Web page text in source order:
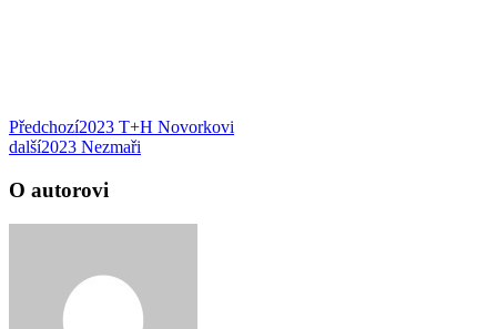
Předchozí2023 T+H Novorkovi
další2023 Nezmaři
O autorovi